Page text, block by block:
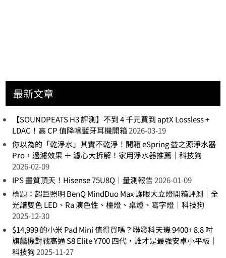
最新文章
【SOUNDPEATS H3 評測】不到 4 千元買到 aptX Lossless +
LDAC！高 CP 值降噪藍牙耳機開箱2026-03-19
你以為的「乾淨水」其實不乾淨！開箱 eSpring 益之源淨水器
Pro，過濾效果 ＋ 濾心大拆解！家用淨水器推薦｜科技狗
2026-02-09
IPS 畫質頂天！Hisense 75U8Q｜量測報告2026-01-09
標題：超巨照明 BenQ MindDuo Max 護眼大立燈開箱評測｜全
光譜雙色 LED、Ra 演色性、檯燈、桌燈、寫字燈｜科技狗
2025-12-30
$14,999 的小米 Pad Mini 值得買嗎？聯發科天璣 9400+ 8.8 吋
旗艦機對戰高通 S8 Elite Y700 四代，誰才是最強安卓小平板｜
科技狗 2025-11-27